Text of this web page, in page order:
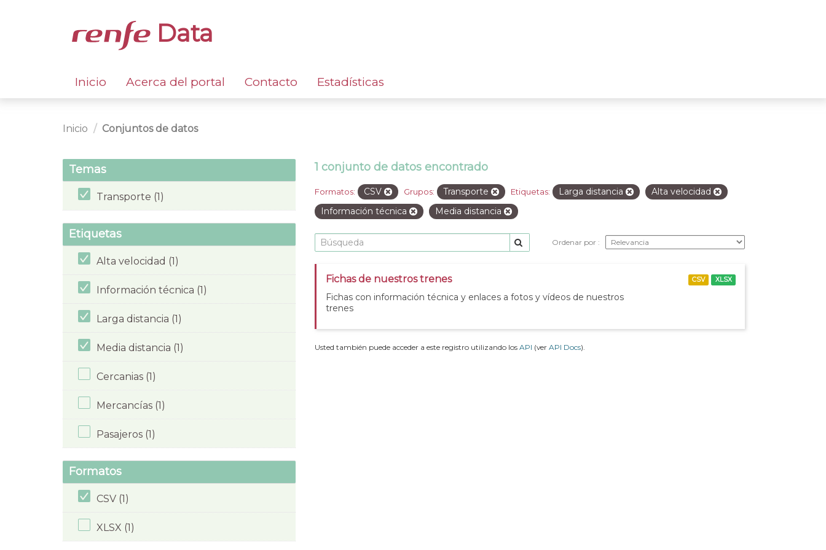
Data
Inicio Acerca del portal Contacto Estadísticas
Inicio Conjuntos de datos
Temas
Transporte (1)
Etiquetas
Alta velocidad (1)
Información técnica (1)
Larga distancia (1)
Media distancia (1)
Cercanias (1)
Mercancías (1)
Pasajeros (1)
Formatos
CSV (1)
XLSX (1)
1 conjunto de datos encontrado
Formatos: CSV Grupos: Transporte Etiquetas: Larga distancia
Alta velocidad
Información técnica
Media distancia
Ordenar por
Fichas de nuestros trenes
Fichas con información técnica y enlaces a fotos y vídeos de nuestros
trenes
CSV XLSX
Usted también puede acceder a este registro utilizando los API (ver API Docs).